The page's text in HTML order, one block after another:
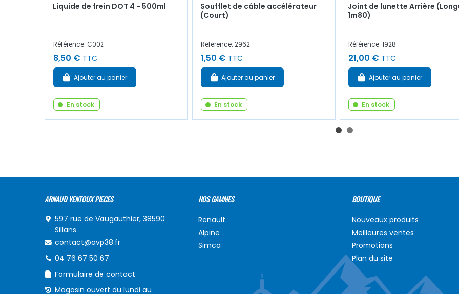
Liquide de frein DOT 4 - 500ml
Référence: C002
8,50 € TTC
Ajouter au panier
En stock
Soufflet de câble accélérateur
(Court)
Référence: 2962
1,50 € TTC
Ajouter au panier
En stock
Joint de lunette Arrière
1m80)
Référence: 1928
21,00 € TTC
Ajouter au panier
En stock
ARNAUD VENTOUX PIECES
597 rue de Vaugauthier, 38590
Sillans
contact@avp38.fr
04 76 67 50 67
Formulaire de contact
Magasin ouvert du lundi au
NOS GAMMES
Renault
Alpine
Simca
BOUTIQUE
Nouveaux produits
Meilleures ventes
Promotions
Plan du site